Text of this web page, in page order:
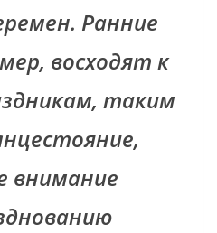
Ранние
восходят к
таким
внимание